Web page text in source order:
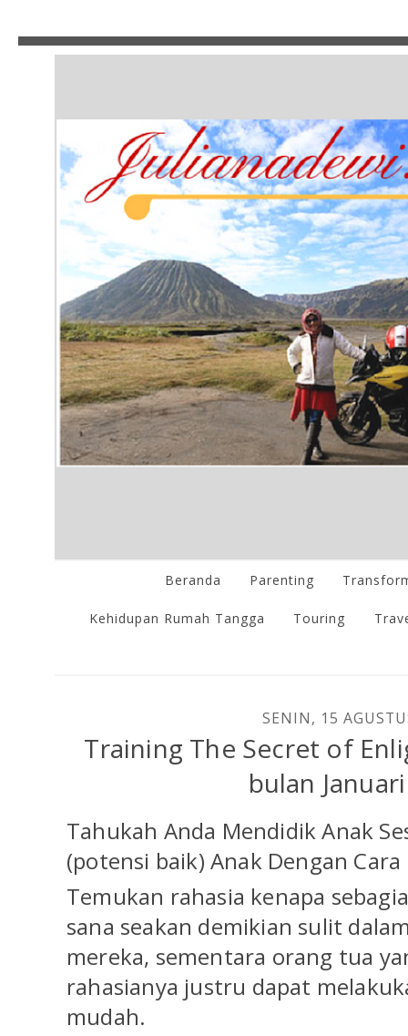
Beranda Parenting
Kehidupan Rumah Tangga Touring
SENIN, 15
Training The Secret of
bulan
Tahukah Anda Mendidik Anak
(potensi baik) Anak Dengan
Temukan rahasia kenapa
sana seakan demikian sulit
mereka, sementara orang tua
rahasianya justru dapat
mudah.